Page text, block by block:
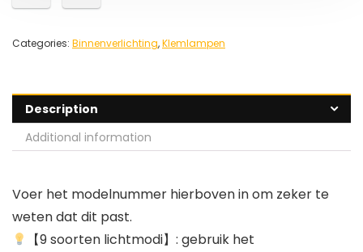
Categories: Binnenverlichting,Klemlampen
Description
Additional information
Voer het modelnummer hierboven in om zeker te
weten dat dit past.
【9 soorten lichtmodi】: gebruik het